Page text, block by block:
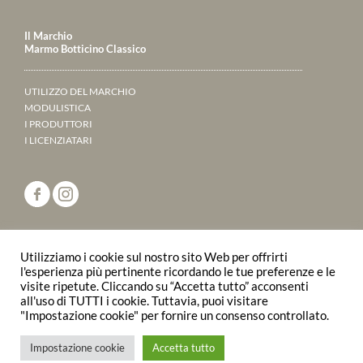
Utilizziamo i cookie sul nostro sito Web per offrirti
l'esperienza più pertinente ricordando le tue preferenze e le
visite ripetute. Cliccando su “Accetta tutto” acconsenti
all'uso di TUTTI i cookie. Tuttavia, puoi visitare
"Impostazione cookie" per fornire un consenso controllato.
Impostazione cookie Accetta tutto
Il Marchio
Marmo Botticino Classico
UTILIZZO DEL MARCHIO
MODULISTICA
I PRODUTTORI
I LICENZIATARI
SFOGLIALO ONLINE
© 2015 Consorzio Produttori Marmo Botticino
Classico | P.IVA/C.F.02910590179
Privacy Policy Mappa del sito